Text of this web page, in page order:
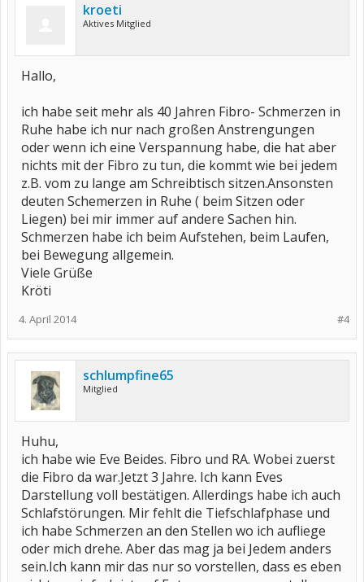
kroeti
Aktives Mitglied
Hallo,
ich habe seit mehr als 40 Jahren Fibro- Schmerzen in
Ruhe habe ich nur nach großen Anstrengungen
oder wenn ich eine Verspannung habe, die hat aber
nichts mit der Fibro zu tun, die kommt wie bei jedem
z.B. vom zu lange am Schreibtisch sitzen.Ansonsten
deuten Schemerzen in Ruhe ( beim Sitzen oder
Liegen) bei mir immer auf andere Sachen hin.
Schmerzen habe ich beim Aufstehen, beim Laufen,
bei Bewegung allgemein.
Viele Grüße
Kröti
#4
4. April 2014
schlumpfine65
Mitglied
Huhu,
ich habe wie Eve Beides. Fibro und RA. Wobei zuerst
die Fibro da war.Jetzt 3 Jahre. Ich kann Eves
Darstellung voll bestätigen. Allerdings habe ich auch
Schlafstörungen. Mir fehlt die Tiefschlafphase und
ich habe Schmerzen an den Stellen wo ich aufliege
oder mich drehe. Aber das mag ja bei Jedem anders
sein.Ich kann mir das nur so vorstellen, dass es eben